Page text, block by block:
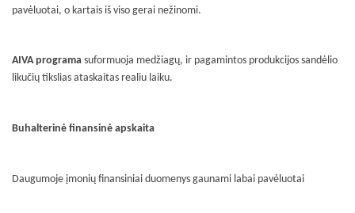
pavėluotai, o kartais iš viso gerai nežinomi.
AIVA programa suformuoja medžiagų, ir pagamintos produkcijos sandėlio
likučių tikslias ataskaitas realiu laiku.
Buhalterinė finansinė apskaita
Daugumoje įmonių finansiniai duomenys gaunami labai pavėluotai